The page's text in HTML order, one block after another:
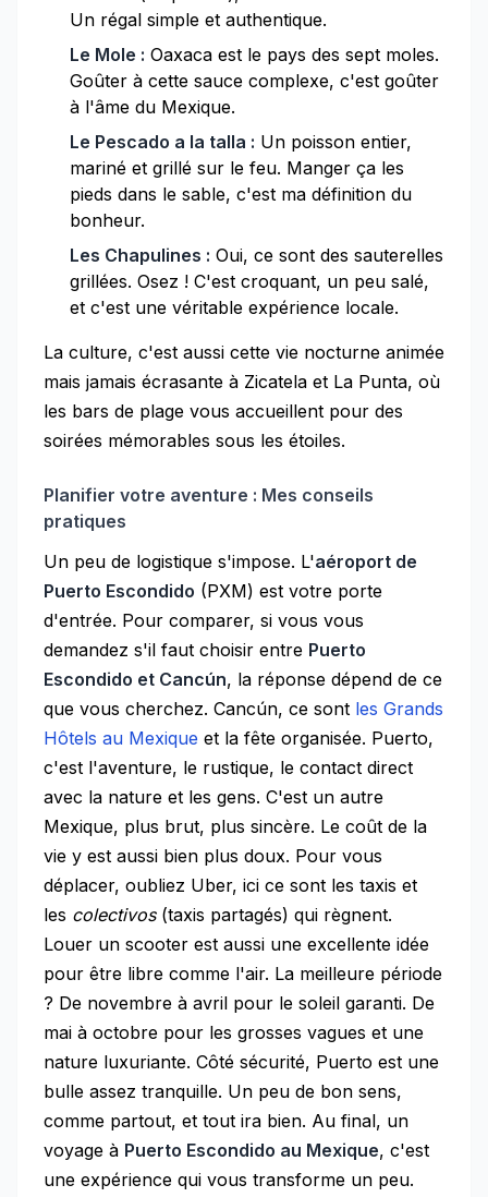
Un régal simple et authentique.
Le Mole : Oaxaca est le pays des sept moles.
Goûter à cette sauce complexe, c'est goûter
à l'âme du Mexique.
Le Pescado a la talla : Un poisson entier,
mariné et grillé sur le feu. Manger ça les
pieds dans le sable, c'est ma définition du
bonheur.
Les Chapulines : Oui, ce sont des sauterelles
grillées. Osez ! C'est croquant, un peu salé,
et c'est une véritable expérience locale.
La culture, c'est aussi cette vie nocturne animée
mais jamais écrasante à Zicatela et La Punta, où
les bars de plage vous accueillent pour des
soirées mémorables sous les étoiles.
Planifier votre aventure : Mes conseils
pratiques
Un peu de logistique s'impose. L'aéroport de
Puerto Escondido (PXM) est votre porte
d'entrée. Pour comparer, si vous vous
demandez s'il faut choisir entre Puerto
Escondido et Cancún, la réponse dépend de ce
que vous cherchez. Cancún, ce sont les Grands
Hôtels au Mexique et la fête organisée. Puerto,
c'est l'aventure, le rustique, le contact direct
avec la nature et les gens. C'est un autre
Mexique, plus brut, plus sincère. Le coût de la
vie y est aussi bien plus doux. Pour vous
déplacer, oubliez Uber, ici ce sont les taxis et
les colectivos(taxis partagés) qui règnent.
Louer un scooter est aussi une excellente idée
pour être libre comme l'air. La meilleure période
? De novembre à avril pour le soleil garanti. De
mai à octobre pour les grosses vagues et une
nature luxuriante. Côté sécurité, Puerto est une
bulle assez tranquille. Un peu de bon sens,
comme partout, et tout ira bien. Au final, un
voyage à Puerto Escondido au Mexique, c'est
une expérience qui vous transforme un peu.